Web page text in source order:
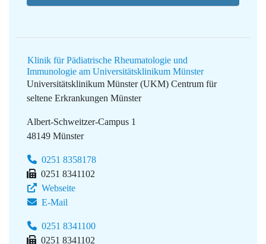
Klinik für Pädiatrische Rheumatologie und
Immunologie am Universitätsklinikum Münster
Universitätsklinikum Münster (UKM) Centrum für
seltene Erkrankungen Münster
Albert-Schweitzer-Campus 1
48149 Münster
0251 8358178
0251 8341102
Webseite
E-Mail
0251 8341100
0251 8341102